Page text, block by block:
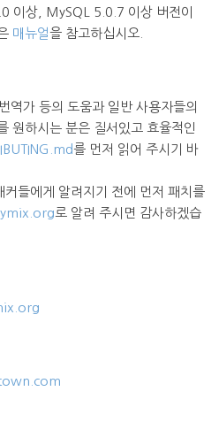
이상, MySQL 5.0.7 이상 버전이
매뉴얼을 참고하십시오.
역가 등의 도움과 일반 사용자들의
원하시는 분은 질서있고 효율적인
를 먼저 읽어 주시기 바
들에게 알려지기 전에 먼저 패치를
로 알려 주시면 감사하겠습